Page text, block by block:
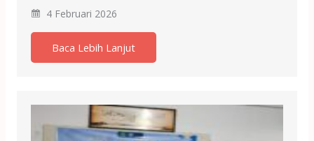
4 Februari 2026
Baca Lebih Lanjut